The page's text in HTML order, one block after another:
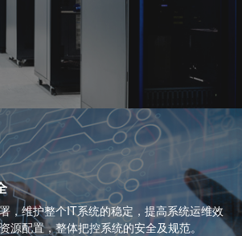
，维护整个IT系统的稳定，提高系统运维效
源配置，整体把控系统的安全及规范。